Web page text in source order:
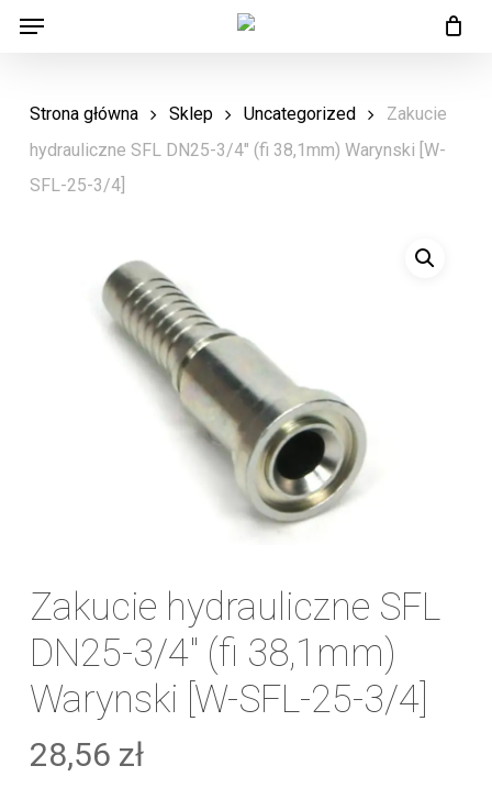
Skip
content
Menu
Strona główna Sklep Uncategorized
Zakucie
hydrauliczne SFL DN25-3/4″ (fi 38,1mm) Warynski [W-
SFL-25-3/4]
Zakucie hydrauliczne SFL
DN25-3/4″ (fi 38,1mm)
Warynski [W-SFL-25-3/4]
28,56 zł
Menu